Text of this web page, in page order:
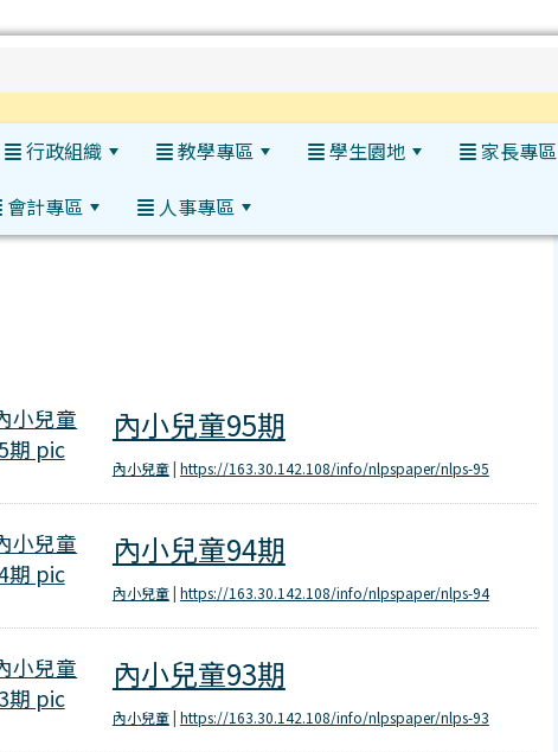
行政組織 教學專區 學生園地 家長專區
會計專區 人事專區
內小兒童95期
內小兒童95期
內小兒童| https://163.30.142.108/info/nlpspaper/nlps-95
內小兒童94期
內小兒童94期
內小兒童| https://163.30.142.108/info/nlpspaper/nlps-94
內小兒童93期
內小兒童93期
內小兒童| https://163.30.142.108/info/nlpspaper/nlps-93